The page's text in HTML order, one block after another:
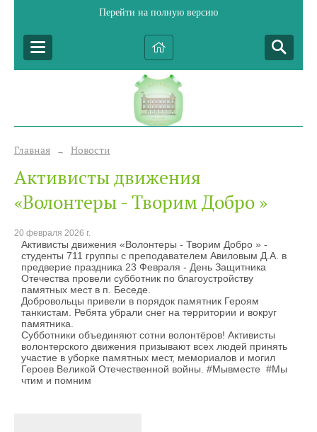
Перейти на полную версию
Главная → Новости
Активисты движения
«Волонтеры - Творим Добро »
20 февраля 2026 г.
Активисты движения «Волонтеры - Творим Добро » -
студенты 711 группы с преподавателем Авиловым Д.А. в
предверие праздника 23 Февраля - День Защитника
Отечества провели субботник по благоустройству
памятных мест в п. Беседе.
Добровольцы привели в порядок памятник Героям
танкистам. Ребята убрали снег на территории и вокруг
памятника.
Субботники объединяют сотни волонтёров! Активисты
волонтерского движения призывают всех людей принять
участие в уборке памятных мест, мемориалов и могил
Героев Великой Отечественной войны. #Мывместе #Мы
чтим и помним